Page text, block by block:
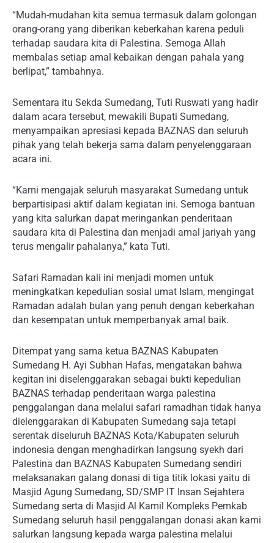
“Mudah-mudahan kita semua termasuk dalam golongan
orang-orang yang diberikan keberkahan karena peduli
terhadap saudara kita di Palestina. Semoga Allah
membalas setiap amal kebaikan dengan pahala yang
berlipat,” tambahnya.
Sementara itu Sekda Sumedang, Tuti Ruswati yang hadir
dalam acara tersebut, mewakili Bupati Sumedang,
menyampaikan apresiasi kepada BAZNAS dan seluruh
pihak yang telah bekerja sama dalam penyelenggaraan
acara ini.
“Kami mengajak seluruh masyarakat Sumedang untuk
berpartisipasi aktif dalam kegiatan ini. Semoga bantuan
yang kita salurkan dapat meringankan penderitaan
saudara kita di Palestina dan menjadi amal jariyah yang
terus mengalir pahalanya,” kata Tuti.
Safari Ramadan kali ini menjadi momen untuk
meningkatkan kepedulian sosial umat Islam, mengingat
Ramadan adalah bulan yang penuh dengan keberkahan
dan kesempatan untuk memperbanyak amal baik.
Ditempat yang sama ketua BAZNAS Kabupaten
Sumedang H. Ayi Subhan Hafas, mengatakan bahwa
kegitan ini diselenggarakan sebagai bukti kepedulian
BAZNAS terhadap penderitaan warga palestina
penggalangan dana melalui safari ramadhan tidak hanya
dielenggarakan di Kabupaten Sumedang saja tetapi
serentak diseluruh BAZNAS Kota/Kabupaten seluruh
indonesia dengan menghadirkan langsung syekh dari
Palestina dan BAZNAS Kabupaten Sumedang sendiri
melaksanakan galang donasi di tiga titik lokasi yaitu di
Masjid Agung Sumedang, SD/SMP IT Insan Sejahtera
Sumedang serta di Masjid Al Kamil Kompleks Pemkab
Sumedang seluruh hasil penggalangan donasi akan kami
salurkan langsung kepada warga palestina melalui